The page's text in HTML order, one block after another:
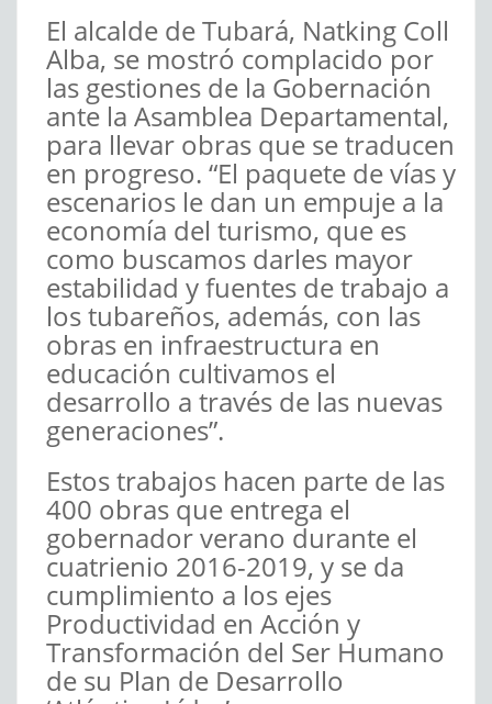
El alcalde de Tubará, Natking Coll
Alba, se mostró complacido por
las gestiones de la Gobernación
ante la Asamblea Departamental,
para llevar obras que se traducen
en progreso. “El paquete de vías y
escenarios le dan un empuje a la
economía del turismo, que es
como buscamos darles mayor
estabilidad y fuentes de trabajo a
los tubareños, además, con las
obras en infraestructura en
educación cultivamos el
desarrollo a través de las nuevas
generaciones”.
Estos trabajos hacen parte de las
400 obras que entrega el
gobernador verano durante el
cuatrienio 2016-2019, y se da
cumplimiento a los ejes
Productividad en Acción y
Transformación del Ser Humano
de su Plan de Desarrollo